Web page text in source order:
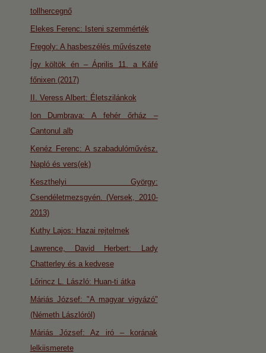
tollhercegnő
Elekes Ferenc: Isteni szemmérték
Fregoly: A hasbeszélés művészete
Így költök én – Április 11. a Káfé
főnixen (2017)
II. Veress Albert: Életszilánkok
Ion Dumbrava: A fehér őrház –
Cantonul alb
Kenéz Ferenc: A szabadulóművész.
Napló és vers(ek)
Keszthelyi György:
Csendéletmezsgyén. (Versek, 2010-
2013)
Kuthy Lajos: Hazai rejtelmek
Lawrence, David Herbert: Lady
Chatterley és a kedvese
Lőrincz L. László: Huan-ti átka
Máriás József: "A magyar vigyázó"
(Németh Lászlóról)
Máriás József: Az iró – korának
lelkiismerete